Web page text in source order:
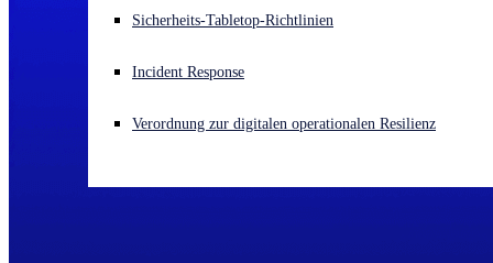
Open language switcher
Sicherheits-Tabletop-Richtlinien
Incident Response
Verordnung zur digitalen operationalen Resilienz